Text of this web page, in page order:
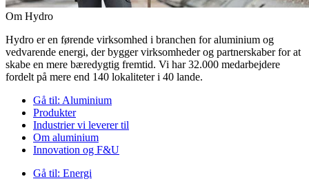
Om Hydro
Hydro er en førende virksomhed i branchen for aluminium og
vedvarende energi, der bygger virksomheder og partnerskaber for at
skabe en mere bæredygtig fremtid. Vi har 32.000 medarbejdere
fordelt på mere end 140 lokaliteter i 40 lande.
Gå til: Aluminium
Produkter
Industrier vi leverer til
Om aluminium
Innovation og F&U
Gå til: Energi